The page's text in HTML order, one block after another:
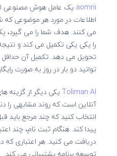
aomni یک عامل هوش مصنوعی
اطلاعات در مورد هر موضوعی که
می کنند. هدف شما را می گیرد،
را یکی یکی تکمیل می کند و
توانید دو بار در روز به صورت
Toliman AI یکی دیگر از گزینه
آنلاین است که روند مشابهی را
انتخاب کنید که چند مرجع باید
پیدا کند. هنگام ثبت نام، چند
دریافت می کنید. هر اعتباری که در